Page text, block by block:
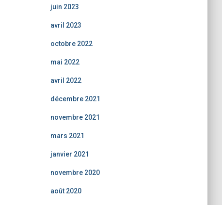
juin 2023
avril 2023
octobre 2022
mai 2022
avril 2022
décembre 2021
novembre 2021
mars 2021
janvier 2021
novembre 2020
août 2020